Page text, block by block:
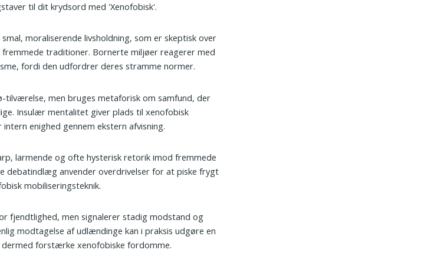
til dit krydsord med 'Xenofobisk'.
moraliserende livsholdning, som er skeptisk over
traditioner. Bornerte miljøer reagerer med
fordi den udfordrer deres stramme normer.
tilværelse, men bruges metaforisk om samfund, der
Insulær mentalitet giver plads til xenofobisk
enighed gennem ekstern afvisning.
larmende og ofte hysterisk retorik imod fremmede
debatindlæg anvender overdrivelser for at piske frygt
mobiliseringsteknik.
fjendtlighed, men signalerer stadig modstand og
modtagelse af udlændinge kan i praksis udgøre en
forstærke xenofobiske fordomme.